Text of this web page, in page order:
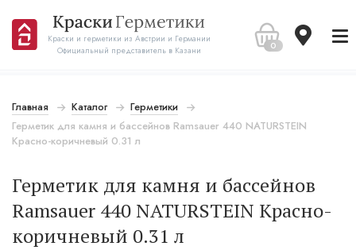
Краски и герметики из Австрии и Германии
Официальный представитель в Казани
0
Главная Каталог
Герметики
Герметик для камня и бассейнов Ramsauer 440 NATURSTEIN
Красно-коричневый 0.31 л
Герметик для камня и бассейнов
Ramsauer 440 NATURSTEIN Красно-
коричневый 0.31 л